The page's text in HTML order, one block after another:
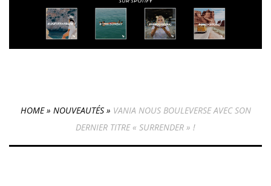
HOME» NOUVEAUTÉS» VANIA NOUS BOULEVERSE AVEC SON
DERNIER TITRE « SURRENDER » !